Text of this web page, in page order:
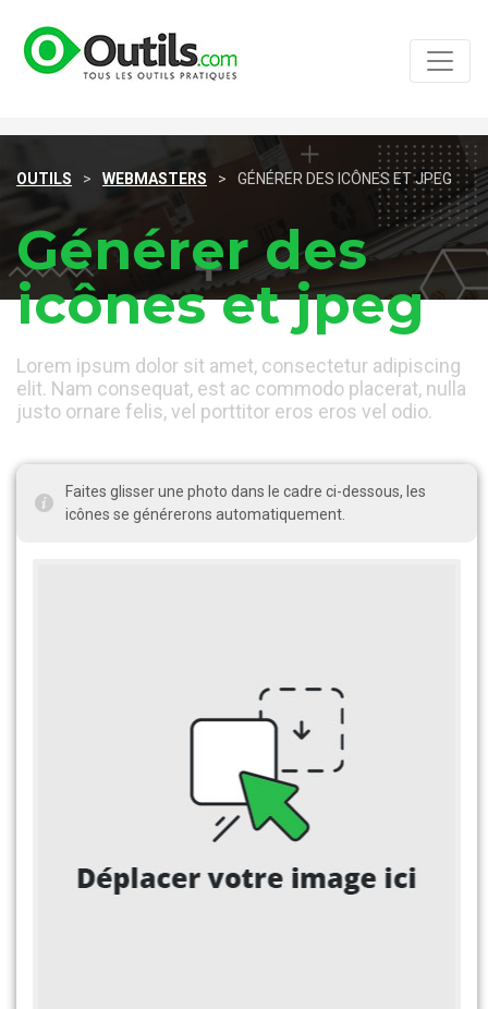
OUTILS > WEBMASTERS > GÉNÉRER DES ICÔNES ET JPEG
Générer des
icônes et jpeg
Lorem ipsum dolor sit amet, consectetur adipiscing
elit. Nam consequat, est ac commodo placerat, nulla
justo ornare felis, vel porttitor eros eros vel odio.
Faites glisser une photo dans le cadre ci-dessous, les
icônes se générerons automatiquement.